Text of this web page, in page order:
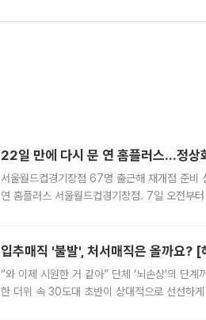
22일 만에 다시 문 연 홈플러스…정상
서울월드컵경기장점 67명 출근해 재개점 준
연 홈플러스 서울월드컵경기장점. 7일 오전부
입추매직 '불발', 처서매직은 올까요? [
“와 이제 시원한 거 같아” 단체 ‘뇌손상’의 단
한 더위 속 30도대 초반이 상대적으로 선선하